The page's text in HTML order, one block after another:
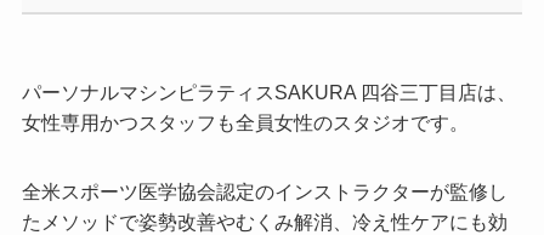
パーソナルマシンピラティスSAKURA 四谷三丁目店は、
女性専用かつスタッフも全員女性のスタジオです。
全米スポーツ医学協会認定のインストラクターが監修し
たメソッドで姿勢改善やむくみ解消、冷え性ケアにも効